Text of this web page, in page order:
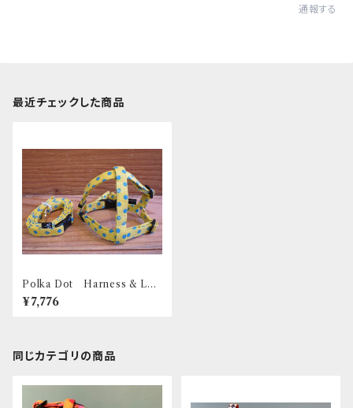
通報する
最近チェックした商品
Polka Dot Harness & Lea
sh - S（小型犬用）
¥7,776
同じカテゴリの商品